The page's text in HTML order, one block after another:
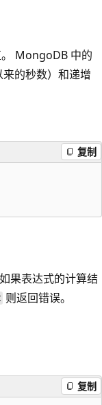
MongoDB 中的
的秒数）和递增
复制
果表达式的计算结
则返回错误。
复制